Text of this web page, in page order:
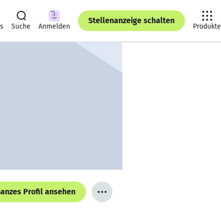
Suche Anmelden
Stellenanzeige schalten
Produkte
Profil ansehen